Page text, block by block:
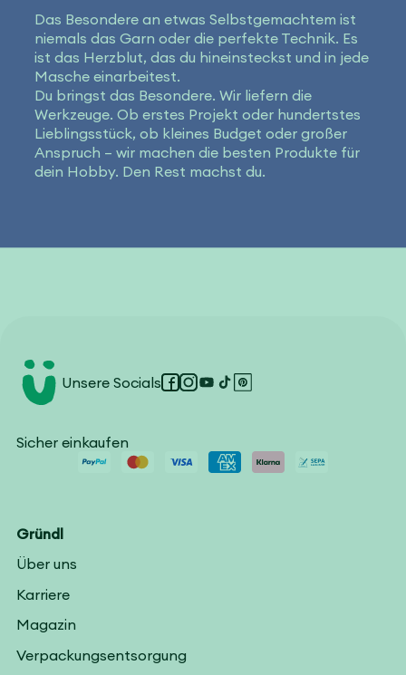
Das Besondere an etwas Selbstgemachtem ist
niemals das Garn oder die perfekte Technik. Es
ist das Herzblut, das du hineinsteckst und in jede
Masche einarbeitest.
Du bringst das Besondere. Wir liefern die
Werkzeuge. Ob erstes Projekt oder hundertstes
Lieblingsstück, ob kleines Budget oder großer
Anspruch – wir machen die besten Produkte für
dein Hobby. Den Rest machst du.
Unsere SocialsFacebook
Instagram
YouTube
TikTokPinterest
Sicher einkaufen
Gründl
Über uns
Karriere
Magazin
Verpackungsentsorgung